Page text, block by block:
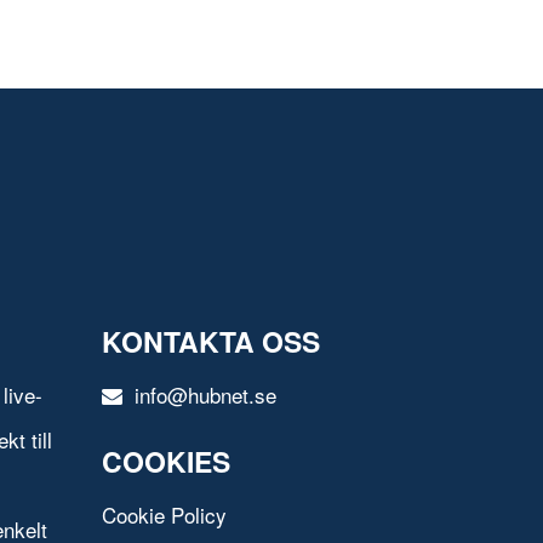
till
KONTAKTA OSS
info@hubnet.se
COOKIES
Cookie Policy